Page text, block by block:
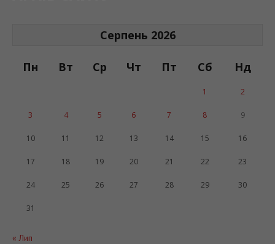
Серпень 2026
Пн Вт Ср Чт Пт Сб Нд
« Лип
1 2
3 4 5 6 7 8 9
10 11 12 13 14 15 16
17 18 19 20 21 22 23
24 25 26 27 28 29 30
31